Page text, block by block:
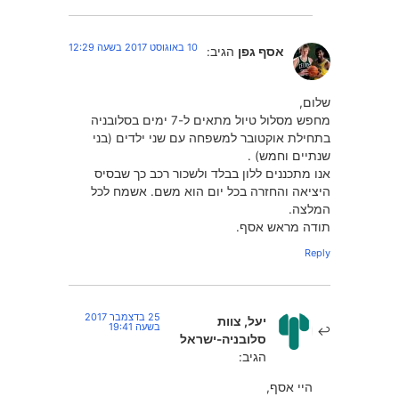
אסף גפן הגיב: 10 באוגוסט 2017 בשעה 12:29
שלום,
מחפש מסלול טיול מתאים ל-7 ימים בסלובניה
בתחילת אוקטובר למשפחה עם שני ילדים (בני
שנתיים וחמש) .
אנו מתכננים ללון בבלד ולשכור רכב כך שבסיס
היציאה והחזרה בכל יום הוא משם. אשמח לכל
המלצה.
תודה מראש אסף.
Reply
יעל, צוות
סלובניה-ישראל
הגיב:
25 בדצמבר 2017
בשעה 19:41
היי אסף,